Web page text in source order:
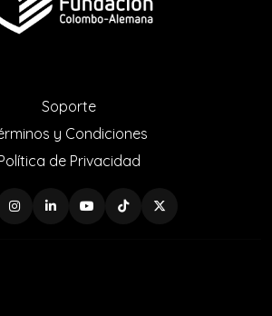
Soporte
y Condiciones
de Privacidad